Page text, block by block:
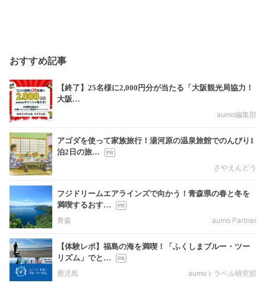
おすすめ記事
【終了】25名様に2,000円分が当たる「大阪観光局協力！
大阪…
aumo編集部
アゴダを使って家族旅行！湯河原の温泉旅館でのんびり1
泊2日の旅…
さやえんどう
フジドリームエアラインズで向かう！青森県の春と冬を
満喫するおす…
青森
aumo Partner
【体験レポ】福島の海を満喫！「ふくしまブルー・ツー
リズム」でと…
鹿児島
aumoトラベル研究部